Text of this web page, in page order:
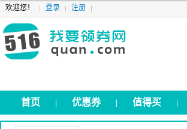
欢迎您！ 登录 注册
首页 优惠券 值得买